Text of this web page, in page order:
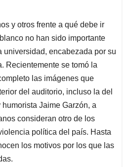
y otros frente a qué debe ir
no han sido importante
universidad, encabezada por su
Recientemente se tomó la
las imágenes que
del auditorio, incluso la del
Jaime Garzón, a
consideran otro de los
política del país. Hasta
los motivos por los que las